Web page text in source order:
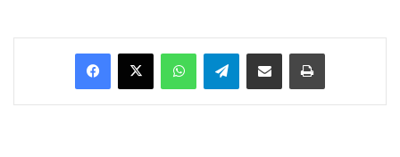
Facebook
X WhatsAppTelegramEnviar vía email Imprimir